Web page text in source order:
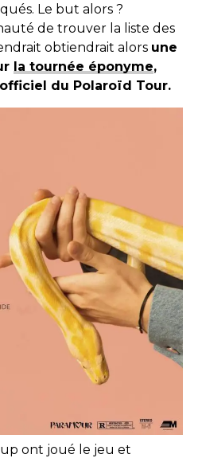
Le but alors ?
de trouver la liste des
obtiendrait alors une
la tournée éponyme,
du Polaroïd Tour.
ont joué le jeu et